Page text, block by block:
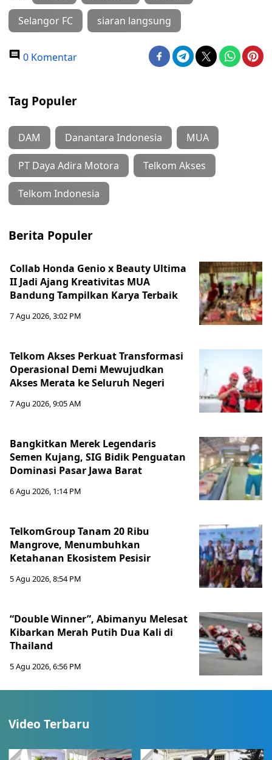
Selangor FC siaran langsung
0 Komentar
Tag Populer
DAM Danantara Indonesia MUA
PT Daya Adira Motora Telkom Akses
Telkom Indonesia
Berita Populer
Collab Honda Genio x Beauty Ultima
II Jadi Ajang Kreativitas MUA
Bandung Tampilkan Karya Terbaik
7 Agu 2026, 3:02 PM
Telkom Akses Perkuat Transformasi
Operasional Demi Mewujudkan
Akses Merata ke Seluruh Negeri
7 Agu 2026, 9:05 AM
Bangkitkan Merek Legendaris
Semen Kujang, SIG Bidik Penguatan
Dominasi Pasar Jawa Barat
6 Agu 2026, 1:14 PM
TelkomGroup Tanam 20 Ribu
Mangrove, Menumbuhkan
Ketahanan Ekosistem Pesisir
5 Agu 2026, 8:54 PM
“Double Winner”, Abimanyu Melesat
Kibarkan Merah Putih Dua Kali di
Thailand
5 Agu 2026, 6:56 PM
Video Terbaru